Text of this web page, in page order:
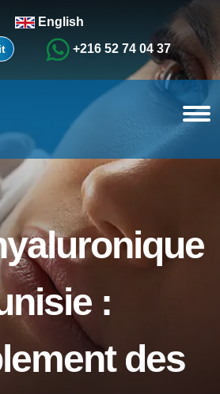
English
+216 52 74 04 37
:
des